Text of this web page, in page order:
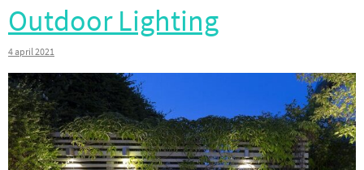
Outdoor Lighting
4 april 2021